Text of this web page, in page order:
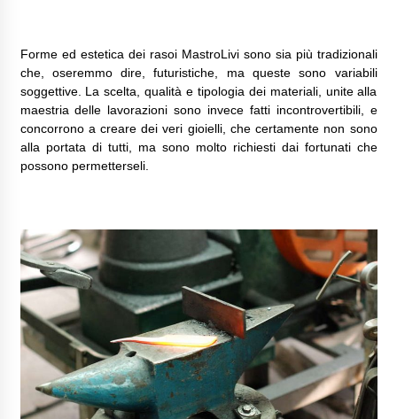
Forme ed estetica dei rasoi MastroLivi sono sia più tradizionali
che, oseremmo dire, futuristiche, ma queste sono variabili
soggettive. La scelta, qualità e tipologia dei materiali, unite alla
maestria delle lavorazioni sono invece fatti incontrovertibili, e
concorrono a creare dei veri gioielli, che certamente non sono
alla portata di tutti, ma sono molto richiesti dai fortunati che
possono permetterseli.